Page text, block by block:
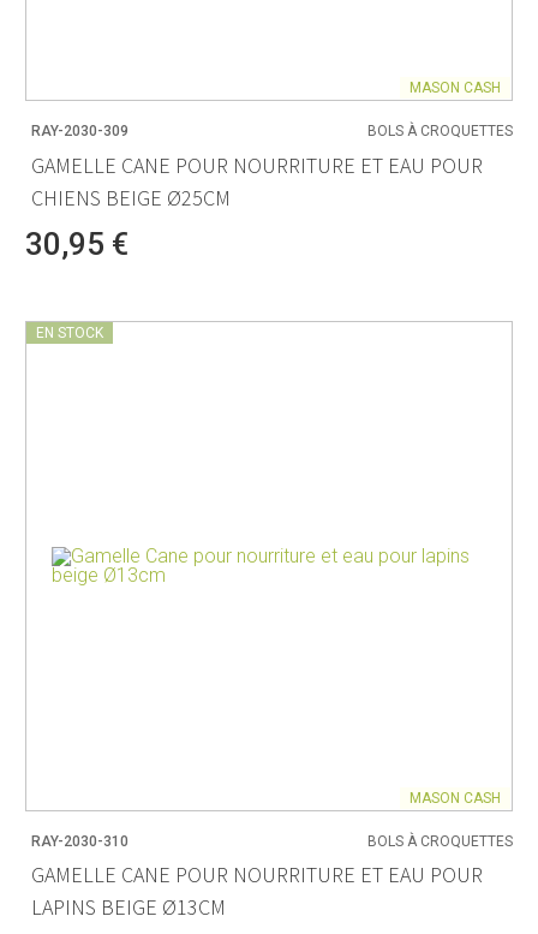
MASON CASH
RAY-2030-309 BOLS À CROQUETTES
GAMELLE CANE POUR NOURRITURE ET EAU POUR
CHIENS BEIGE Ø25CM
30,95 €
EN STOCK
MASON CASH
RAY-2030-310 BOLS À CROQUETTES
GAMELLE CANE POUR NOURRITURE ET EAU POUR
LAPINS BEIGE Ø13CM